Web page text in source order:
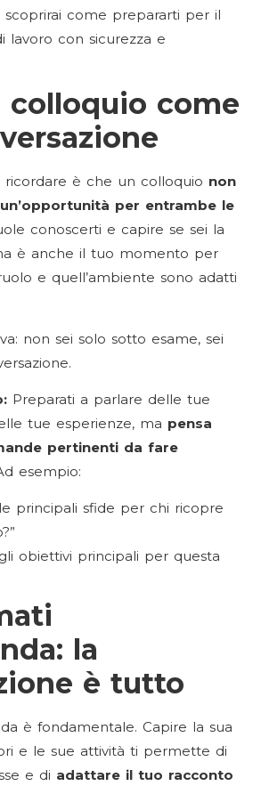
scoprirai come prepararti per il
lavoro con sicurezza e
colloquio come
ricordare è che un colloquio non
per entrambe le
conoscerti e capire se sei la
è anche il tuo momento per
e quell’ambiente sono adatti
non sei solo sotto esame, sei
Preparati a parlare delle tue
tue esperienze, ma pensa
pertinenti da fare
esempio:
principali sfide per chi ricopre
obiettivi principali per questa
la
è tutto
è fondamentale. Capire la sua
e le sue attività ti permette di
e di adattare il tuo racconto